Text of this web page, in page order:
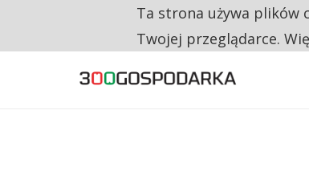
TRZECH NA CZTERECH
Ta strona używa plików
Twojej przeglądarce.